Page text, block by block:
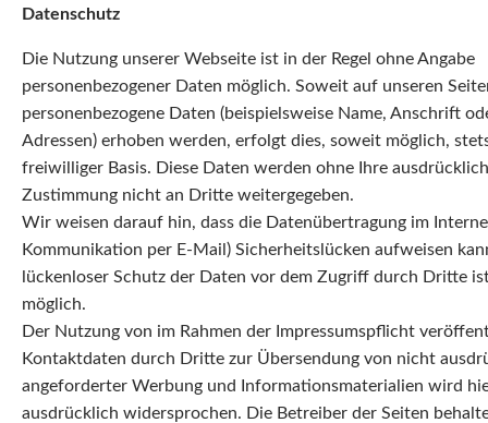
Datenschutz
Die Nutzung unserer Webseite ist in der Regel ohne Angabe
personenbezogener Daten möglich. Soweit auf unseren
personenbezogene Daten (beispielsweise Name, Anschrift
Adressen) erhoben werden, erfolgt dies, soweit möglich,
freiwilliger Basis. Diese Daten werden ohne Ihre
Zustimmung nicht an Dritte weitergegeben.
Wir weisen darauf hin, dass die Datenübertragung im
Kommunikation per E-Mail) Sicherheitslücken aufweisen
lückenloser Schutz der Daten vor dem Zugriff durch Dritte
möglich.
Der Nutzung von im Rahmen der Impressumspflicht
Kontaktdaten durch Dritte zur Übersendung von nicht
angeforderter Werbung und Informationsmaterialien wird
ausdrücklich widersprochen. Die Betreiber der Seiten